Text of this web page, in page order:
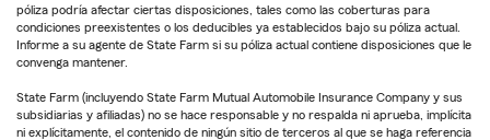
póliza podría afectar ciertas disposiciones, tales como las coberturas para
condiciones preexistentes o los deducibles ya establecidos bajo su póliza actual.
Informe a su agente de State Farm si su póliza actual contiene disposiciones que le
convenga mantener.
State Farm (incluyendo State Farm Mutual Automobile Insurance Company y sus
subsidiarias y afiliadas) no se hace responsable y no respalda ni aprueba, implícita
ni explícitamente, el contenido de ningún sitio de terceros al que se haga referencia